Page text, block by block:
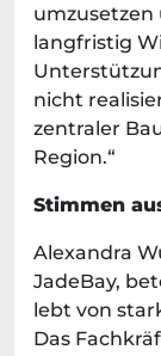
umzusetzen
langfristig
nicht
zentraler
Region.“
Stimmen
Alexandra
JadeBay,
lebt von
Das